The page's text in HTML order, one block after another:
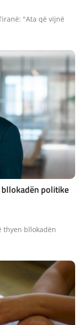
"Ata që vijnë
bllokadën politike
thyen bllokadën